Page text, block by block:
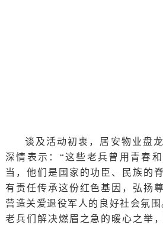
谈及活动初衷，居安物业盘
深情表示：“这些老兵曾用青春
当，他们是国家的功臣、民族的
有责任传承这份红色基因，弘扬
营造关爱退役军人的良好社会氛
老兵们解决燃眉之急的暖心之举